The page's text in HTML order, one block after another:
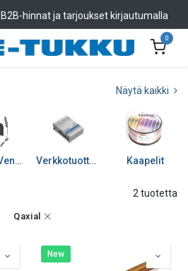
B2B-hinnat ja tarjoukset kirjautumalla
0
Näytä kaikki
Auto- ja Venetarvikkeet Verkkotuotteet Kaapelit
2 tuotetta
Qaxial
New